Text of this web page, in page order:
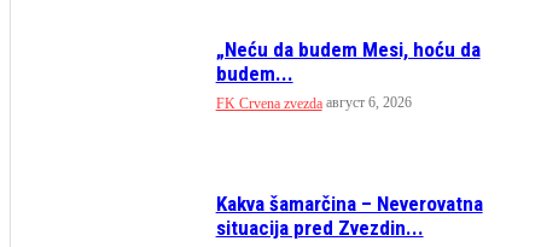
„Neću da budem Mesi, hoću da
budem...
FK Crvena zvezda август 6, 2026
Kakva šamarčina – Neverovatna
situacija pred Zvezdin...